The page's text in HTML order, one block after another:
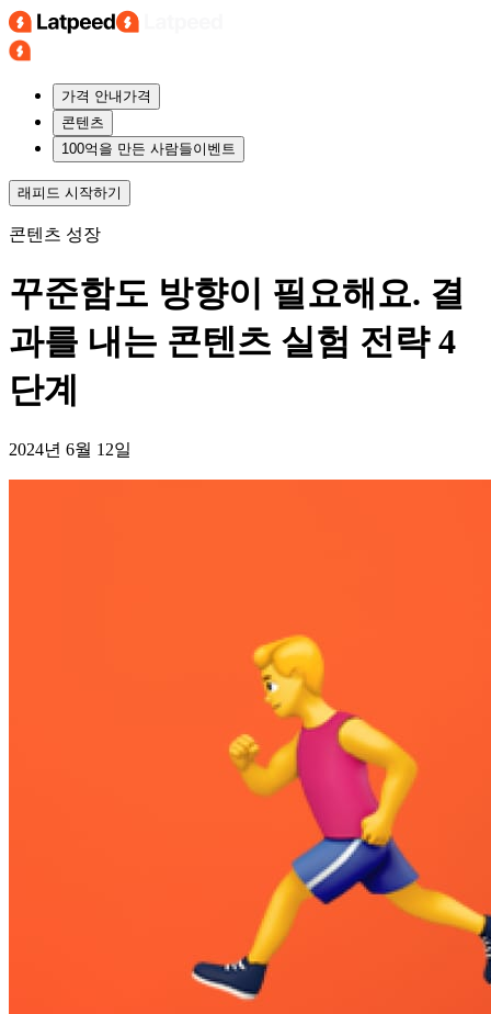
가격 안내 가격
콘텐츠
100억을 만든 사람들이벤트
래피드 시작하기
콘텐츠 성장
꾸준함도 방향이 필요해요. 결
과를 내는 콘텐츠 실험 전략 4
단계
2024년 6월 12일